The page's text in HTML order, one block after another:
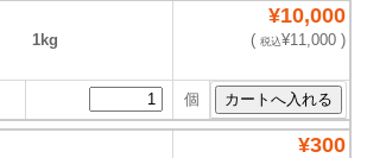
1kg
¥10,000
( 税込¥11,000 )
個
¥300